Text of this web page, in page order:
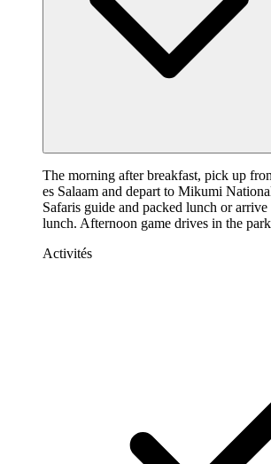
The morning after breakfast, pick up
es Salaam and depart to Mikumi
Safaris guide and packed lunch or
lunch. Afternoon game drives in the
Activités